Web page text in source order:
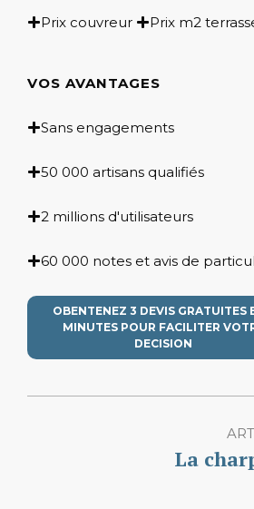
Prix couvreur
Prix m2
VOS AVANTAGES
Sans engagements
50 000 artisans qualifiés
2 millions d'utilisateurs
60 000 notes et avis de
OBENTENEZ 3 DEVIS GRATUITES
MINUTES POUR FACILITER
DECISION
La